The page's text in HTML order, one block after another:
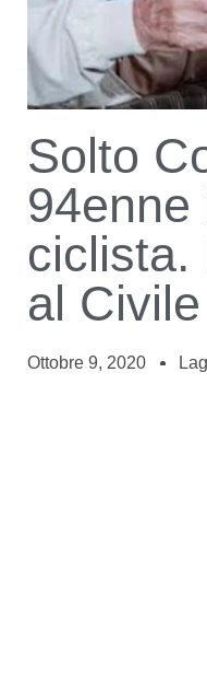
Solto
ciclista.
al
Ottobre 9, 2020